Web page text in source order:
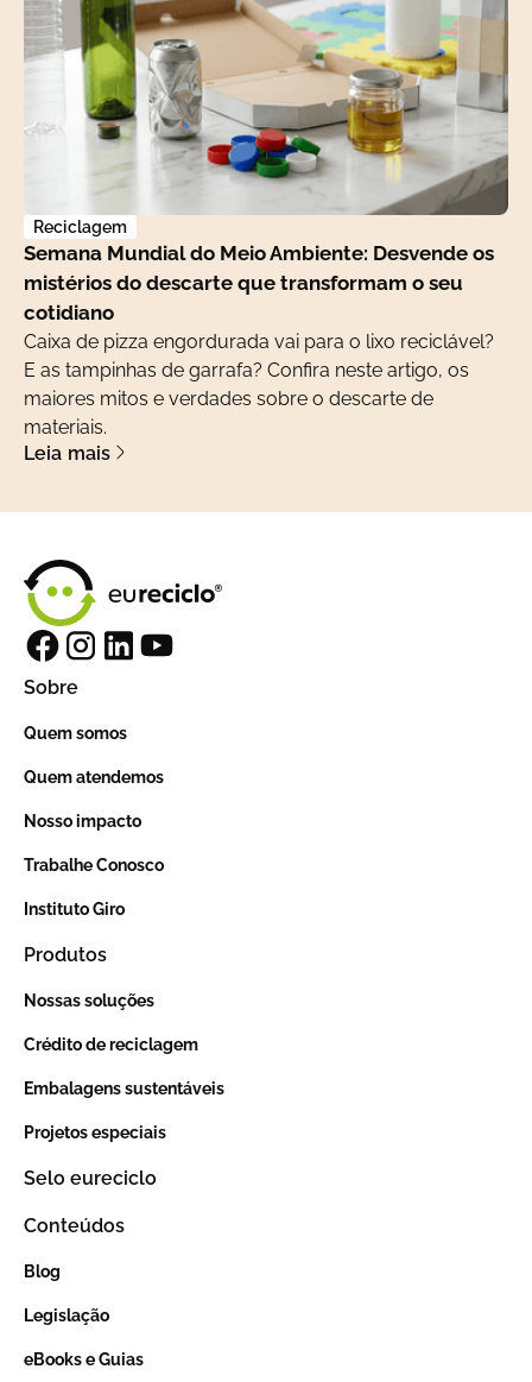
Reciclagem
Semana Mundial do Meio Ambiente: Desvende os
mistérios do descarte que transformam o seu
cotidiano
Caixa de pizza engordurada vai para o lixo reciclável?
E as tampinhas de garrafa? Confira neste artigo, os
maiores mitos e verdades sobre o descarte de
materiais.
Leia mais
Sobre
Quem somos
Quem atendemos
Nosso impacto
Trabalhe Conosco
Instituto Giro
Produtos
Nossas soluções
Crédito de reciclagem
Embalagens sustentáveis
Projetos especiais
Selo eureciclo
Conteúdos
Blog
Legislação
eBooks e Guias